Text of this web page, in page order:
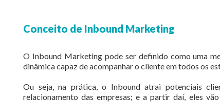
Conceito de Inbound Marketing
O Inbound Marketing pode ser definido como uma
dinâmica capaz de acompanhar o cliente em todos os
Ou seja, na prática, o Inbound atrai potenciais
relacionamento das empresas; e a partir daí, eles